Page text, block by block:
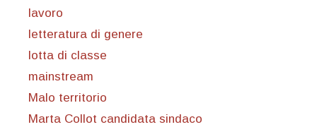
lavoro
letteratura di genere
lotta di classe
mainstream
Malo territorio
Marta Collot candidata sindaco